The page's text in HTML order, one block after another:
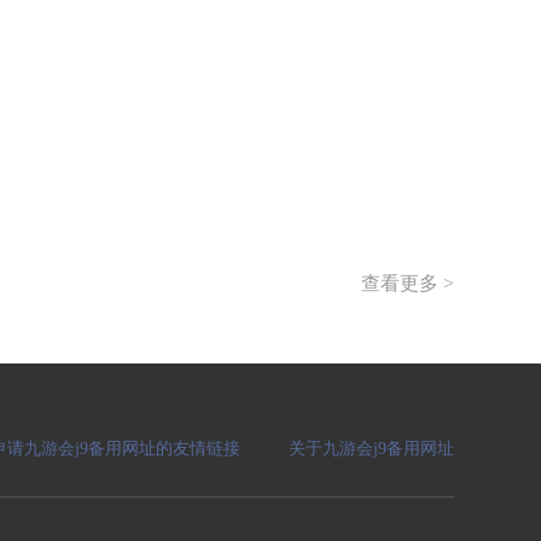
查看更多 >
请九游会j9备用网址的友情链接 关于九游会j9备用网址